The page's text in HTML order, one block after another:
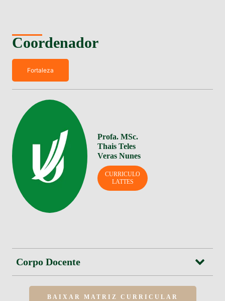
Coordenador
Fortaleza
Profa. MSc.
Thais Teles
Veras Nunes
CURRICULO
LATTES
Corpo Docente
BAIXAR MATRIZ CURRICULAR